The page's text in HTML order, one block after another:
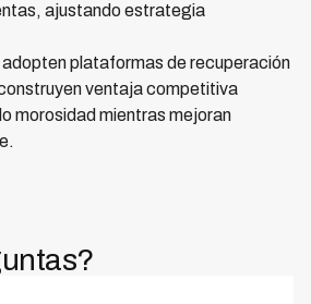
ajustando estrategia
adopten plataformas de recuperación
ventaja competitiva
morosidad mientras mejoran